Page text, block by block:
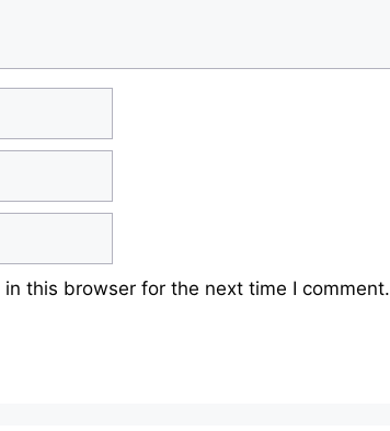
this browser for the next time I comment.